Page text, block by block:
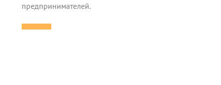
предпринимателей.